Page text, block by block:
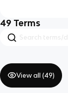
49 Terms
View all (49)